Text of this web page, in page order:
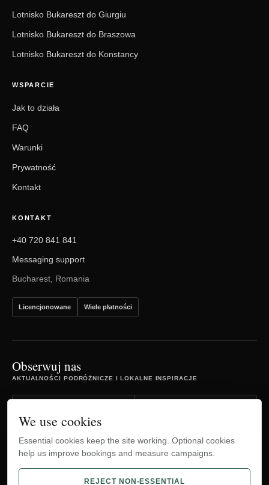
Lotnisko Bukareszt do Giurgiu
Lotnisko Bukareszt do Braszowa
Lotnisko Bukareszt do Konstancy
WSPARCIE
Jak to działa
FAQ
Warunki
Prywatność
Kontakt
KONTAKT
+40 720 841 841
Messaging support
Bucharest, Romania
Licencjonowane Wiele płatności
Obserwuj nas
AKTUALNOŚCI PODRÓŻNICZE I LOKALNE INSPIRACJE
TripAdvisor YouTube
WhatsApp
We use cookies
Essential cookies keep the site working. Optional cookies
help us improve bookings and measure campaigns.
REJECT NON-ESSENTIAL